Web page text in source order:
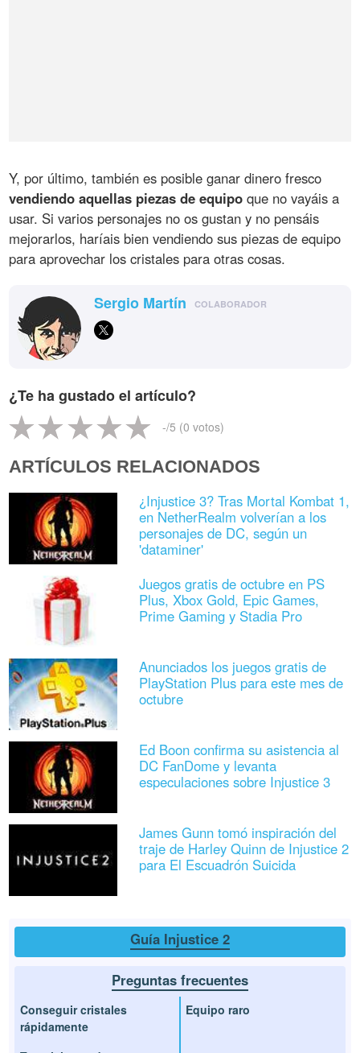
Y, por último, también es posible ganar dinero fresco
vendiendo aquellas piezas de equipo que no vayáis a
usar. Si varios personajes no os gustan y no pensáis
mejorarlos, haríais bien vendiendo sus piezas de equipo
para aprovechar los cristales para otras cosas.
Sergio Martín COLABORADOR
¿Te ha gustado el artículo?
-/5 (0 votos)
ARTÍCULOS RELACIONADOS
¿Injustice 3? Tras Mortal Kombat 1,
en NetherRealm volverían a los
personajes de DC, según un
'dataminer'
Juegos gratis de octubre en PS
Plus, Xbox Gold, Epic Games,
Prime Gaming y Stadia Pro
Anunciados los juegos gratis de
PlayStation Plus para este mes de
octubre
Ed Boon confirma su asistencia al
DC FanDome y levanta
especulaciones sobre Injustice 3
James Gunn tomó inspiración del
traje de Harley Quinn de Injustice 2
para El Escuadrón Suicida
Guía Injustice 2
Preguntas frecuentes
Conseguir cristales
rápidamente
Equipo raro